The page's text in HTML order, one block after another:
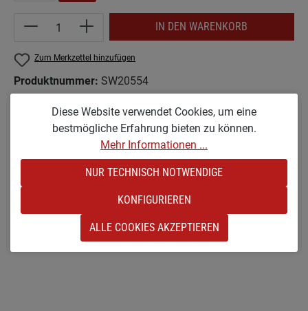
Produkt Anzahl: Gib den gewünschten
IN DEN WARENKORB
Zum Merkzettel hinzufügen
Produktnummer: SW20554
ACHTUNG! Alle Preise werden incl. 19% MwSt. angezeigt!
Mehr spielfreude für Ihre Kunden. Geben Sie statt eines Balles
Diese Website verwendet Cookies, um eine
bestmögliche Erfahrung bieten zu können.
Mehr Informationen ...
NUR TECHNISCH NOTWENDIGE
KONFIGURIEREN
ALLE COOKIES AKZEPTIEREN